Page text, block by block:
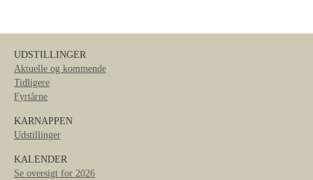
UDSTILLINGER
Aktuelle og kommende
Tidligere
Fyrtårne
KARNAPPEN
Udstillinger
KALENDER
Se oversigt for 2026